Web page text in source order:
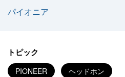
パイオニア
トピック
PIONEER ヘッドホン